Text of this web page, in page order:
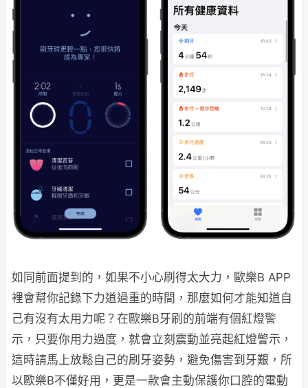
如同前面提到的，如果不小心刷得太大力，歐樂B APP
裡會幫你記錄下力道過重的時間，那麼如何才能知道自
己有沒有太用力呢？在歐樂B牙刷的前端有個紅燈警
示，只要你用力過度，就會立刻震動並亮起紅燈警示，
這時請馬上放鬆自己的刷牙姿勢，避免傷害到牙艱，所
以歐樂B不僅好用，更是一款會主動保護你口腔的電動